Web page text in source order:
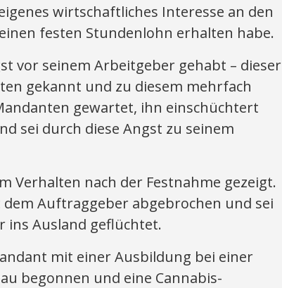
wirtschaftliches Interesse an den
festen Stundenlohn erhalten habe.
vor seinem Arbeitgeber gehabt – dieser
gekannt und zu diesem mehrfach
gewartet, ihn einschüchtert
sei durch diese Angst zu seinem
Verhalten nach der Festnahme gezeigt.
Auftraggeber abgebrochen und sei
ins Ausland geflüchtet.
mit einer Ausbildung bei einer
begonnen und eine Cannabis-